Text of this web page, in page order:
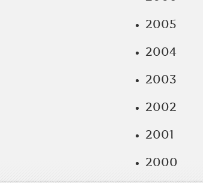
2005
2004
2003
2002
2001
2000